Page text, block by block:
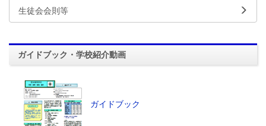
生徒会会則等
ガイドブック・学校紹介動画
ガイドブック